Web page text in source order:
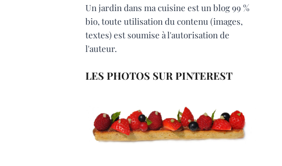
Un jardin dans ma cuisine est un blog 99 %
bio, toute utilisation du contenu (images,
textes) est soumise à l'autorisation de
l'auteur.
LES PHOTOS SUR PINTEREST